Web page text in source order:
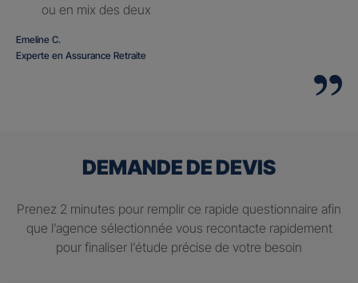
ou en mix des deux
Emeline C.
Experte en Assurance Retraite
DEMANDE DE DEVIS
Prenez 2 minutes pour remplir ce rapide questionnaire afin
que l’agence sélectionnée vous recontacte rapidement
pour finaliser l’étude précise de votre besoin